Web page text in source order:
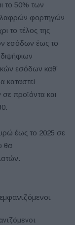
το 50% των
φορτηγών
το τέλος της
εσόδων έως το
διψήφιων
εσόδων καθ’
καταστεί
προϊόντα και
έως το 2025 σε
θα